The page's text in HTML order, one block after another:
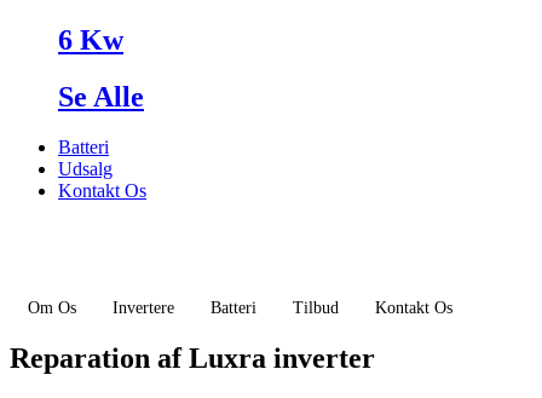
6 Kw
Se Alle
Batteri
Udsalg
Kontakt Os
Om Os Invertere Batteri Tilbud Kontakt Os
Reparation af Luxra inverter